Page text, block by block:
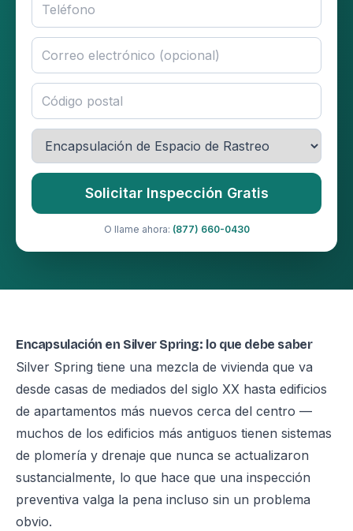
Solicitar Inspección Gratis
O llame ahora: (877) 660-0430
Encapsulación en Silver Spring: lo que debe saber
Silver Spring tiene una mezcla de vivienda que va
desde casas de mediados del siglo XX hasta edificios
de apartamentos más nuevos cerca del centro —
muchos de los edificios más antiguos tienen sistemas
de plomería y drenaje que nunca se actualizaron
sustancialmente, lo que hace que una inspección
preventiva valga la pena incluso sin un problema
obvio.